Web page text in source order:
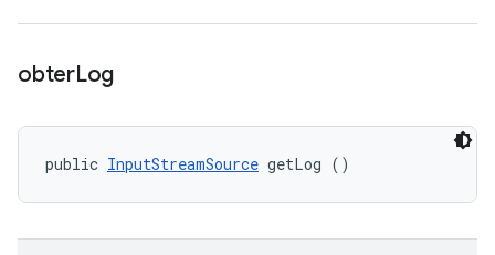
obterLog
public InputStreamSource getLog ()